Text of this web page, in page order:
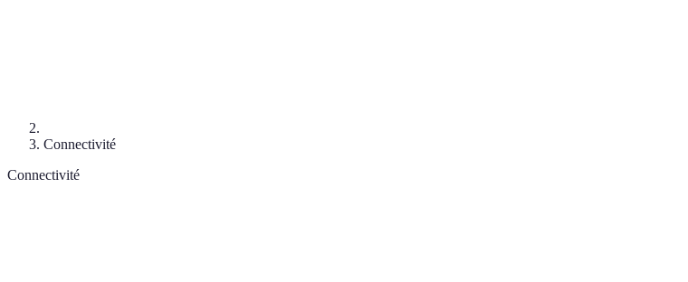
Connectivité
Connectivité